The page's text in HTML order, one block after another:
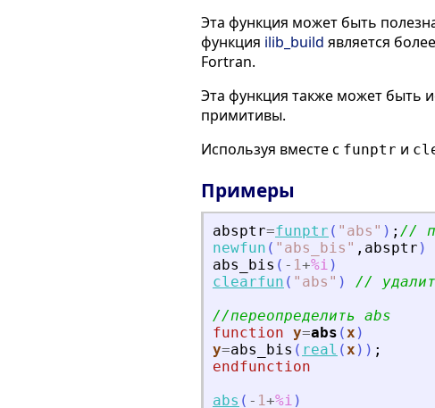
Эта функция может быть
функция ilib_build является
Fortran.
Эта функция также может быть
примитивы.
Используя вместе с funptr и
Примеры
absptr=funptr ( " abs " ) ; //
newfun ( " abs_bis " , absptr )
abs_bis ( - 1+%i )
clearfun ( " abs " )
//
//переопределить abs
function y=abs (x )
y=abs_bis ( real (x ) ) ;
endfunction
abs ( - 1+%i )